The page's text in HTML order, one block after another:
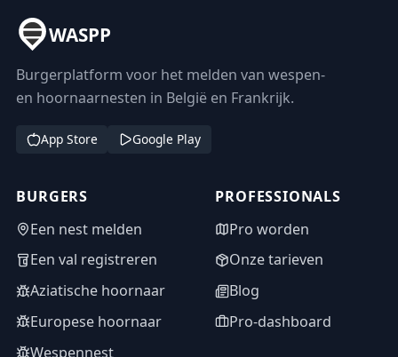
WASPP
Burgerplatform voor het melden van wespen-
en hoornaarnesten in België en Frankrijk.
App Store Google Play
BURGERS
Een nest melden
Een val registreren
Aziatische hoornaar
Europese hoornaar
Wespennest
PROFESSIONALS
Pro worden
Onze tarieven
Blog
Pro-dashboard